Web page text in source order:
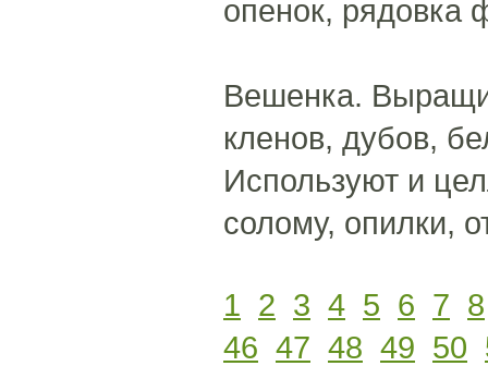
опенок, рядовка
Вешенка.
кленов, дубов,
Используют и
солому, опилки,
1 2 3 4 5 6 7 8
46 47 48 49 50